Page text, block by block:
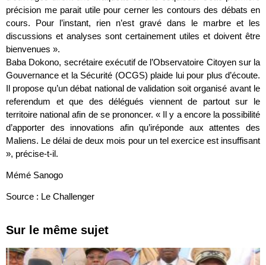
précision me parait utile pour cerner les contours des débats en
cours. Pour l’instant, rien n’est gravé dans le marbre et les
discussions et analyses sont certainement utiles et doivent être
bienvenues ».
Baba Dokono, secrétaire exécutif de l’Observatoire Citoyen sur la
Gouvernance et la Sécurité (OCGS) plaide lui pour plus d’écoute.
Il propose qu’un débat national de validation soit organisé avant le
referendum et que des délégués viennent de partout sur le
territoire national afin de se prononcer. « Il y a encore la possibilité
d’apporter des innovations afin qu’iréponde aux attentes des
Maliens. Le délai de deux mois pour un tel exercice est insuffisant
», précise-t-il.
Mémé Sanogo
Source : Le Challenger
Sur le même sujet